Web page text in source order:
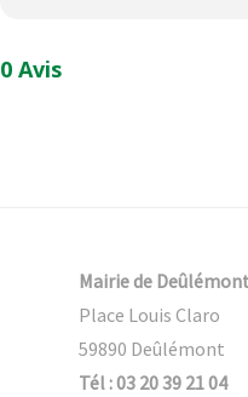
0 Avis
Mairie de
Place Louis Claro
59890 Deûlémont
Tél : 03 20 39 21 04